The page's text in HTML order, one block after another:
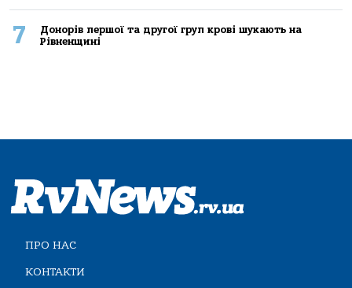
7
Донорів першої та другої груп крові шукають на
Рівненщині
ПРО НАС
КОНТАКТИ